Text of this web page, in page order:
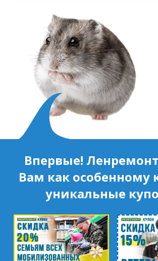
Впервые!
Вам как особенному
уникальные